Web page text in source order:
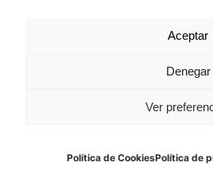
Aceptar
Denegar
Ver
Política de CookiesPolítica de
Los Prados, 121 – 33203 Gijón